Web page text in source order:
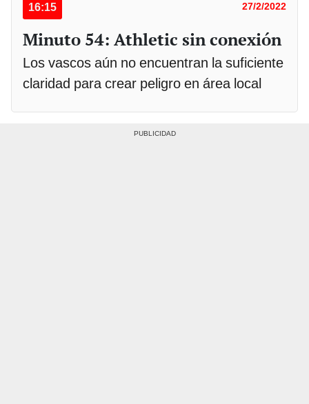
16:15 27/2/2022
Minuto 54: Athletic sin conexión
Los vascos aún no encuentran la suficiente
claridad para crear peligro en área local